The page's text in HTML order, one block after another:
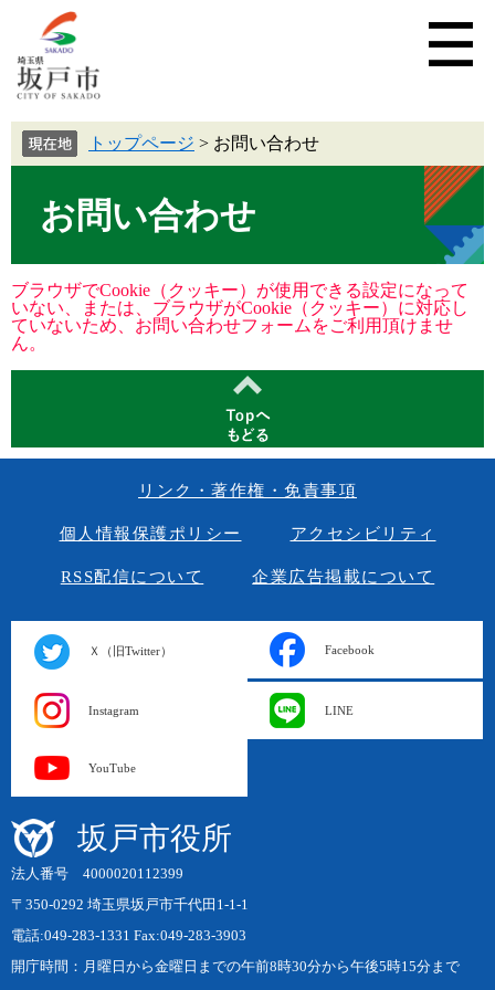
トップページ > お問い合わせ
お問い合わせ
ブラウザでCookie（クッキー）が使用できる設定になって
いない、または、ブラウザがCookie（クッキー）に対応し
ていないため、お問い合わせフォームをご利用頂けませ
ん。
リンク・著作権・免責事項
個人情報保護ポリシー アクセシビリティ
RSS配信について 企業広告掲載について
Ｘ（旧Twitter） Facebook
Instagram LINE
YouTube
坂戸市役所
法人番号 4000020112399
〒350-0292 埼玉県坂戸市千代田1-1-1
電話:049-283-1331 Fax:049-283-3903
開庁時間：月曜日から金曜日までの午前8時30分から午後5時15分まで